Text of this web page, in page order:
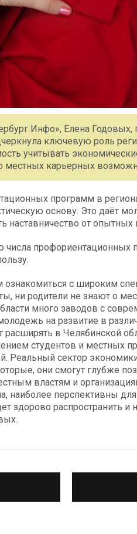
Инфо», Елена
ключевую роль
учитывать
карьерных
программ в
основу. Это даёт
наставничество от
профориентационных
ознакомиться с широким
ни родители не знают о
много заводов с
на развитие в
в Челябинской
студентов и местных
Реальный сектор
они смогут глубже
властям и
наиболее перспективны
здорово распространить и